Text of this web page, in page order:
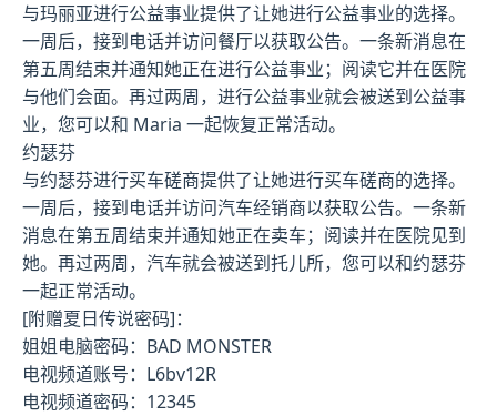
与玛丽亚进行公益事业提供了让她进行公益事业的选择。
一周后，接到电话并访问餐厅以获取公告。一条新消息在
第五周结束并通知她正在进行公益事业；阅读它并在医院
与他们会面。再过两周，进行公益事业就会被送到公益事
业，您可以和 Maria 一起恢复正常活动。
约瑟芬
与约瑟芬进行买车磋商提供了让她进行买车磋商的选择。
一周后，接到电话并访问汽车经销商以获取公告。一条新
消息在第五周结束并通知她正在卖车；阅读并在医院见到
她。再过两周，汽车就会被送到托儿所，您可以和约瑟芬
一起正常活动。
[附赠夏日传说密码]：
姐姐电脑密码：BAD MONSTER
电视频道账号：L6bv12R
电视频道密码：12345